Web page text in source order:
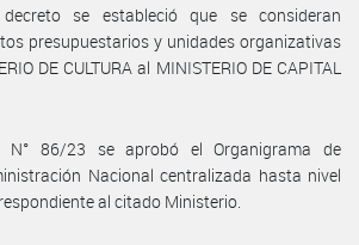
se estableció que se consideran
presupuestarios y unidades organizativas
DE CULTURA al MINISTERIO DE CAPITAL
N° 86/23 se aprobó el Organigrama de
Nacional centralizada hasta nivel
al citado Ministerio.